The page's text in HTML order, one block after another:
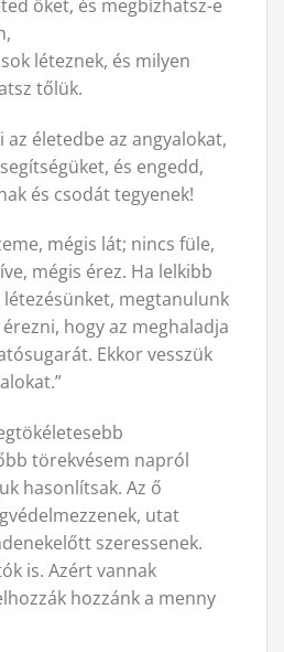
őket, és megbízhatsz-e
léteznek, és milyen
tőlük.
életedbe az angyalokat,
és engedd,
és csodát tegyenek!
mégis lát; nincs füle,
mégis érez. Ha lelkibb
megtanulunk
hogy az meghaladja
Ekkor vesszük
törekvésem napról
hasonlítsak. Az ő
utat
szeressenek.
is. Azért vannak
hozzánk a menny